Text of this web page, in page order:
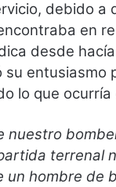
debido a
en
desde
su entusiasmo
lo que
nuestro
terrenal
un hombre de